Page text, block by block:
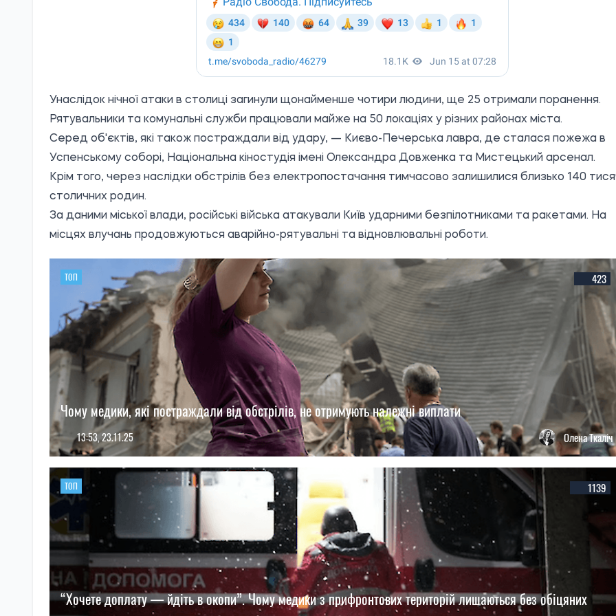
Унаслідок нічної атаки в столиці загинули щонайменше чотири людини, ще 25 отримали поранення.
Рятувальники та комунальні служби працювали майже на 50 локаціях у різних районах міста.
Серед об'єктів, які також постраждали від удару, — Києво-Печерська лавра, де сталася пожежа в
Успенському соборі, Національна кіностудія імені Олександра Довженка та Мистецький арсенал.
Крім того, через наслідки обстрілів без електропостачання тимчасово залишилися близько 140
столичних родин.
За даними міської влади, російські війська атакували Київ ударними безпілотниками та ракетами. На
місцях влучань продовжуються аварійно-рятувальні та відновлювальні роботи.
ТОП 423
Чому медики, які постраждали від обстрілів, не отримують належні виплати
13:53, 23.11.25 Олена Ткаліч
ТОП 1139
“Хочете доплату — йдіть в окопи”. Чому медики з прифронтових територій лишаються без обіцяних